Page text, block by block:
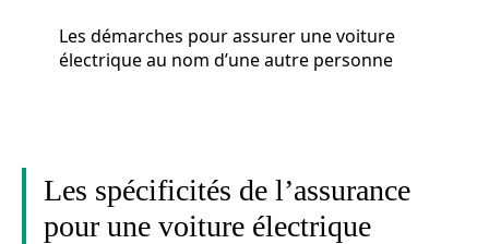
Les démarches pour assurer une voiture
électrique au nom d’une autre personne
Les spécificités de l’assurance
pour une voiture électrique